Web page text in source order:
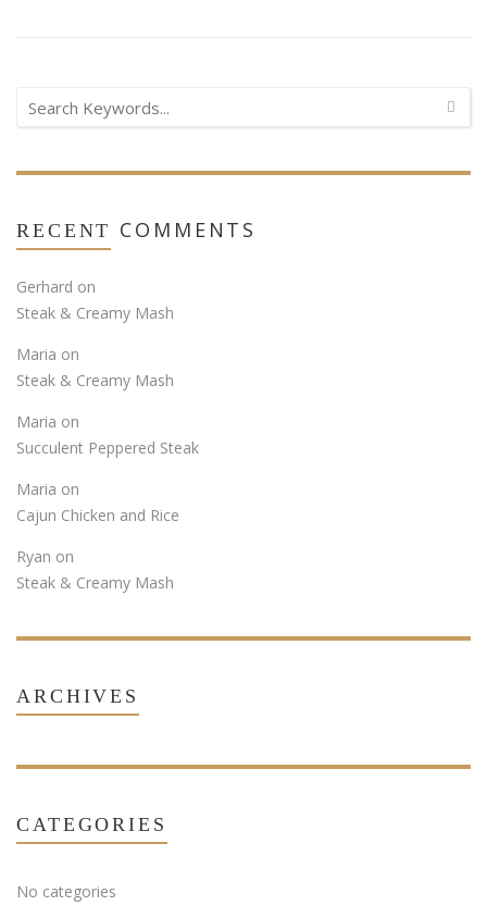
RECENT COMMENTS
Gerhard on
Steak & Creamy Mash
Maria on
Steak & Creamy Mash
Maria on
Succulent Peppered Steak
Maria on
Cajun Chicken and Rice
Ryan on
Steak & Creamy Mash
ARCHIVES
CATEGORIES
No categories